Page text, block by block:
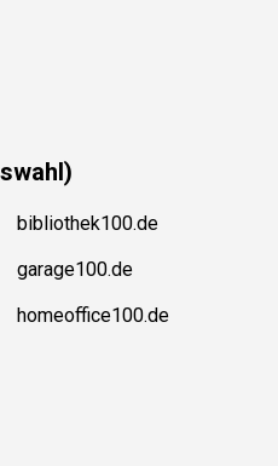
bibliothek100.de
garage100.de
homeoffice100.de